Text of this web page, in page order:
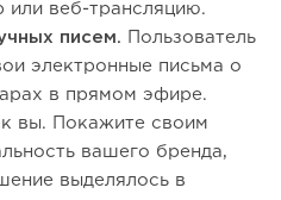
или веб-трансляцию.
писем.
Пользователь
электронные письма о
в прямом эфире.
вы. Покажите своим
вашего бренда,
выделялось в